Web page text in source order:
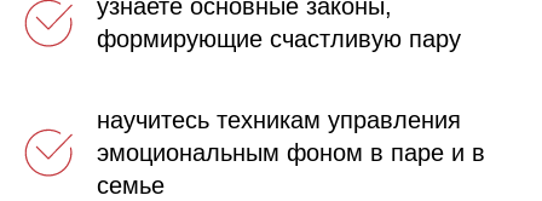
узнаете основные законы,
формирующие счастливую пару
научитесь техникам управления
эмоциональным фоном в паре и в
семье